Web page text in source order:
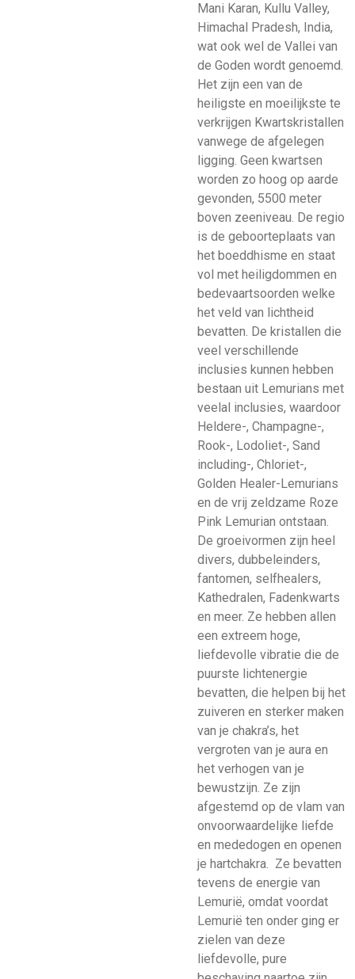
Mani Karan, Kullu Valley,
Himachal Pradesh, India,
wat ook wel de Vallei van
de Goden wordt genoemd.
Het zijn een van de
heiligste en moeilijkste te
verkrijgen Kwartskristallen
vanwege de afgelegen
ligging. Geen kwartsen
worden zo hoog op aarde
gevonden, 5500 meter
boven zeeniveau. De regio
is de geboorteplaats van
het boeddhisme en staat
vol met heiligdommen en
bedevaartsoorden welke
het veld van lichtheid
bevatten. De kristallen die
veel verschillende
inclusies kunnen hebben
bestaan uit Lemurians met
veelal inclusies, waardoor
Heldere-, Champagne-,
Rook-, Lodoliet-, Sand
including-, Chloriet-,
Golden Healer-Lemurians
en de vrij zeldzame Roze
Pink Lemurian ontstaan.
De groeivormen zijn heel
divers, dubbeleinders,
fantomen, selfhealers,
Kathedralen, Fadenkwarts
en meer. Ze hebben allen
een extreem hoge,
liefdevolle vibratie die de
puurste lichtenergie
bevatten, die helpen bij het
zuiveren en sterker maken
van je chakra’s, het
vergroten van je aura en
het verhogen van je
bewustzijn. Ze zijn
afgestemd op de vlam van
onvoorwaardelijke liefde
en mededogen en openen
je hartchakra. Ze bevatten
tevens de energie van
Lemurië, omdat voordat
Lemurië ten onder ging er
zielen van deze
liefdevolle, pure